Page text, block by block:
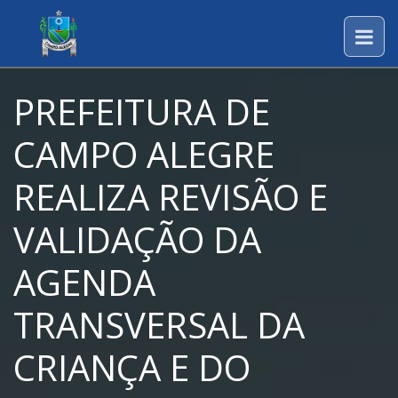
PREFEITURA DE
CAMPO ALEGRE
REALIZA REVISÃO E
VALIDAÇÃO DA
AGENDA
TRANSVERSAL DA
CRIANÇA E DO